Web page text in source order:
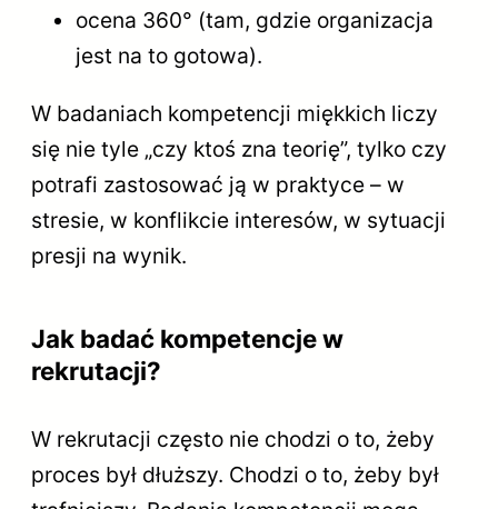
ocena 360° (tam, gdzie organizacja
jest na to gotowa).
W badaniach kompetencji miękkich liczy
się nie tyle „czy ktoś zna teorię”, tylko czy
potrafi zastosować ją w praktyce – w
stresie, w konflikcie interesów, w sytuacji
presji na wynik.
Jak badać kompetencje w
rekrutacji?
W rekrutacji często nie chodzi o to, żeby
proces był dłuższy. Chodzi o to, żeby był